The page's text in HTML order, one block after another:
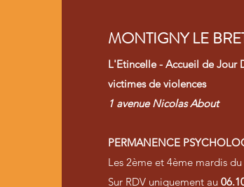
MONTIGNY LE
L'Etincelle - Accueil de Jour
victimes de violences
1 avenue Nicolas About
PERMANENCE
Les 2ème et 4ème mardis
Sur RDV uniquement au